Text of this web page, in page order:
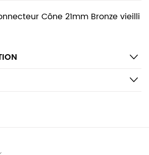
Cône 21mm Bronze vieilli